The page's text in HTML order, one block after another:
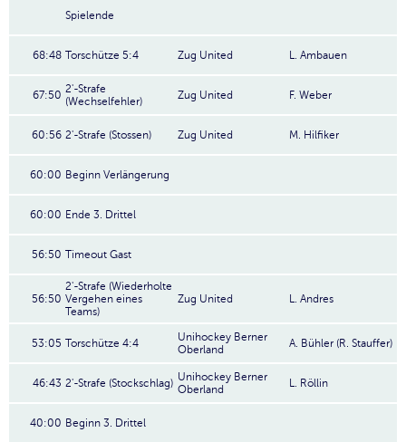
Spielende
68:48 Torschütze 5:4 Zug United L. Ambauen
67:50 2'-Strafe
(Wechselfehler)
Zug United F. Weber
60:56 2'-Strafe (Stossen) Zug United M. Hilfiker
60:00 Beginn Verlängerung
60:00 Ende 3. Drittel
56:50 Timeout Gast
56:50
2'-Strafe (Wiederholte
Vergehen eines
Teams)
Zug United L. Andres
53:05 Torschütze 4:4
Unihockey Berner
Oberland
A. Bühler (R. Stauffer)
46:43 2'-Strafe (Stockschlag) Unihockey Berner
Oberland
L. Röllin
40:00 Beginn 3. Drittel